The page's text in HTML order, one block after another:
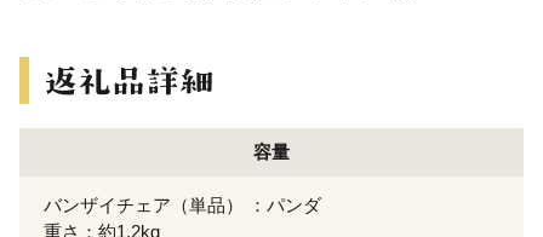
容量
バンザイチェア（単品） ：パンダ
重さ：約1.2kg